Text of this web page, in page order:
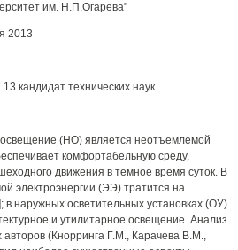
им. Н.П.Огарева"
2013
кандидат технических наук
(НО) является неотъемлемой
комфортабельную среду,
движения в темное время суток. В
электроэнергии (ЭЭ) тратится на
в наружных осветительных установках (ОУ)
и утилитарное освещение. Анализ
(Кнорринга Г.М., Карачева В.М.,